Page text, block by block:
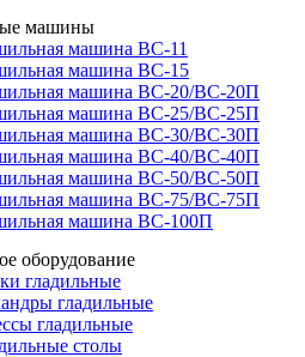
машины
машина ВС-11
машина ВС-15
машина ВС-20/ВС-20П
машина ВС-25/ВС-25П
машина ВС-30/ВС-30П
машина ВС-40/ВС-40П
машина ВС-50/ВС-50П
машина ВС-75/ВС-75П
машина ВС-100П
оборудование
гладильные
гладильные
гладильные
столы